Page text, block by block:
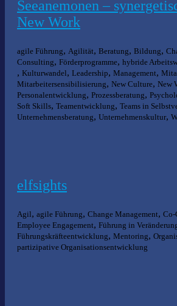
Seeanemonen –
New Work
agile Führung, Agilität, Beratung, Bildung,
Consulting, Förderprogramme, hybride
, Kulturwandel, Leadership, Management,
Mitarbeitersensibilisierung, New Culture, New
Personalentwicklung, Prozessberatung,
Soft Skills, Teamentwicklung, Teams in
Unternehmensberatung, Unternehmenskultur,
elfsights
Agil, agile Führung, Change Management, Co-
Employee Engagement, Führung in
Führungskräfteentwicklung, Mentoring,
partizipative Organisationsentwicklung